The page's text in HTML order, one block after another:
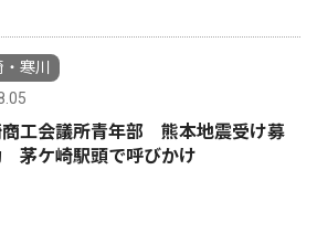
寒川
工会議所青年部 熊本地震受け募
茅ケ崎駅頭で呼びかけ